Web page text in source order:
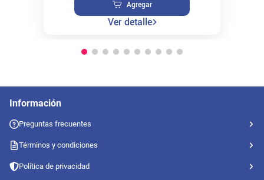
Agregar
Ver detalle
Información
Preguntas frecuentes
Términos y condiciones
Política de privacidad